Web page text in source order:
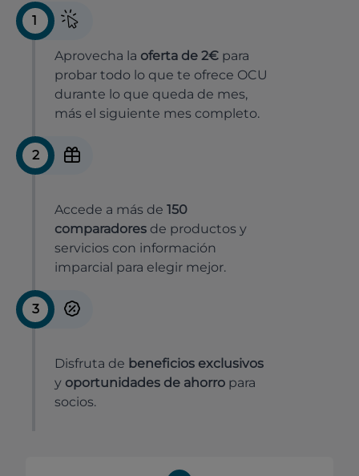
1
Aprovecha la oferta de 2€ para
probar todo lo que te ofrece OCU
durante lo que queda de mes,
más el siguiente mes completo.
2
Accede a más de 150
comparadores de productos y
servicios con información
imparcial para elegir mejor.
3
Disfruta de beneficios exclusivos
y oportunidades de ahorro para
socios.